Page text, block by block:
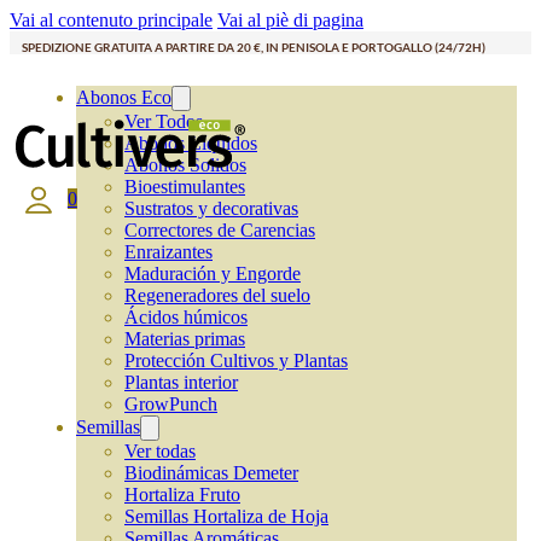
Vai al contenuto principale Vai al piè di pagina
SPEDIZIONE GRATUITA A PARTIRE DA 20 €, IN PENISOLA E PORTOGALLO (24/72H)
Abonos Eco
Ver Todos
Abonos Líquidos
Abonos Solidos
Bioestimulantes
Sustratos y decorativas
Correctores de Carencias
Enraizantes
Maduración y Engorde
Regeneradores del suelo
Ácidos húmicos
Materias primas
Protección Cultivos y Plantas
Plantas interior
GrowPunch
Semillas
Ver todas
Biodinámicas Demeter
Hortaliza Fruto
Semillas Hortaliza de Hoja
0